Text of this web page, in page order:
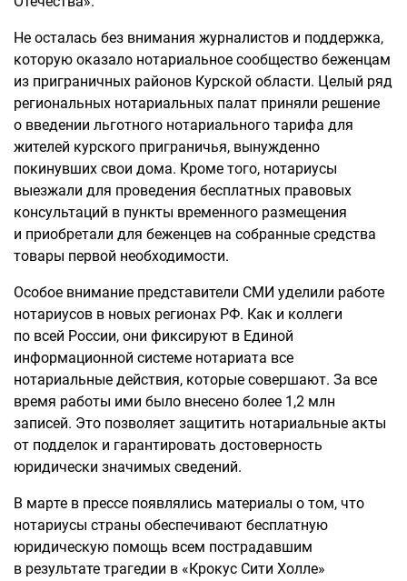
Не осталась без внимания журналистов и поддержка,
которую оказало нотариальное сообщество беженцам
из приграничных районов Курской области. Целый ряд
региональных нотариальных палат приняли решение
о введении льготного нотариального тарифа для
жителей курского приграничья, вынужденно
покинувших свои дома. Кроме того, нотариусы
выезжали для проведения бесплатных правовых
консультаций в пункты временного размещения
и приобретали для беженцев на собранные средства
товары первой необходимости.
Особое внимание представители СМИ уделили работе
нотариусов в новых регионах РФ. Как и коллеги
по всей России, они фиксируют в Единой
информационной системе нотариата все
нотариальные действия, которые совершают. За все
время работы ими было внесено более 1,2 млн
записей. Это позволяет защитить нотариальные акты
от подделок и гарантировать достоверность
юридически значимых сведений.
В марте в прессе появлялись материалы о том, что
нотариусы страны обеспечивают бесплатную
юридическую помощь всем пострадавшим
в результате трагедии в «Крокус Сити Холле»